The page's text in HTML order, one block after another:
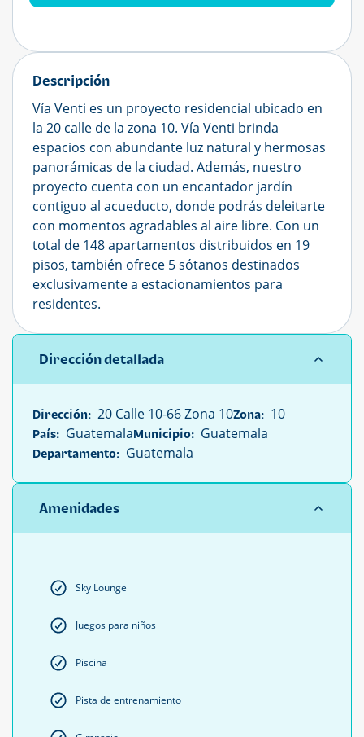
Descripción
Vía Venti es un proyecto residencial ubicado en
la 20 calle de la zona 10. Vía Venti brinda
espacios con abundante luz natural y hermosas
panorámicas de la ciudad. Además, nuestro
proyecto cuenta con un encantador jardín
contiguo al acueducto, donde podrás deleitarte
con momentos agradables al aire libre. Con un
total de 148 apartamentos distribuidos en 19
pisos, también ofrece 5 sótanos destinados
exclusivamente a estacionamientos para
residentes.
Dirección detallada
Dirección: 20 Calle 10-66 Zona 10Zona: 10
País: GuatemalaMunicipio: Guatemala
Departamento: Guatemala
Amenidades
Sky Lounge
Juegos para niños
Piscina
Pista de entrenamiento